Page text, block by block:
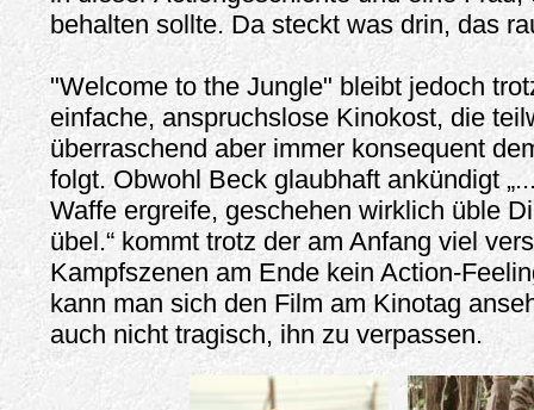
behalten sollte. Da steckt was drin, das
"Welcome to the Jungle" bleibt jedoch
einfache, anspruchslose Kinokost, die
überraschend aber immer konsequent
folgt. Obwohl Beck glaubhaft ankündigt
Waffe ergreife, geschehen wirklich üble
übel.“ kommt trotz der am Anfang viel
Kampfszenen am Ende kein Action-
kann man sich den Film am Kinotag
auch nicht tragisch, ihn zu verpassen.